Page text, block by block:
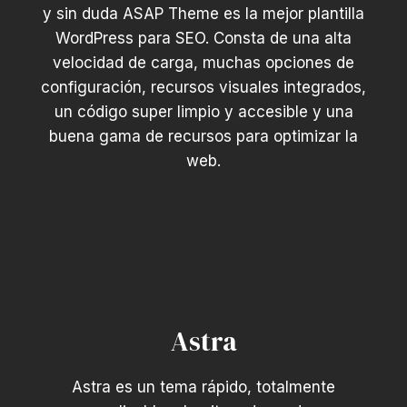
y sin duda ASAP Theme es la mejor plantilla
WordPress para SEO. Consta de una alta
velocidad de carga, muchas opciones de
configuración, recursos visuales integrados,
un código super limpio y accesible y una
buena gama de recursos para optimizar la
web.
Astra
Astra es un tema rápido, totalmente